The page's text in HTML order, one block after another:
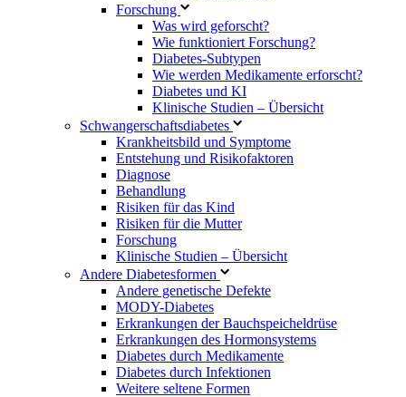
Forschung
Was wird geforscht?
Wie funktioniert Forschung?
Diabetes-Subtypen
Wie werden Medikamente erforscht?
Diabetes und KI
Klinische Studien – Übersicht
Schwangerschaftsdiabetes
Krankheitsbild und Symptome
Entstehung und Risikofaktoren
Diagnose
Behandlung
Risiken für das Kind
Risiken für die Mutter
Forschung
Klinische Studien – Übersicht
Andere Diabetesformen
Andere genetische Defekte
MODY-Diabetes
Erkrankungen der Bauchspeicheldrüse
Erkrankungen des Hormonsystems
Diabetes durch Medikamente
Diabetes durch Infektionen
Weitere seltene Formen